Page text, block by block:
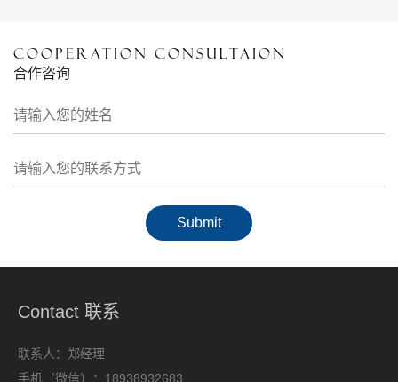
COOPERATION CONSULTAION
合作咨询
Contact 联系
联系人：郑经理
手机（微信）：18938932683